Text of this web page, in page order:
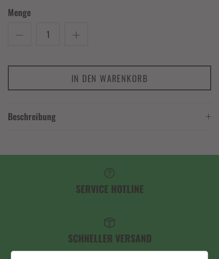
Menge
IN DEN WARENKORB
Beschreibung
SERVICE HOTLINE
SCHNELLER VERSAND